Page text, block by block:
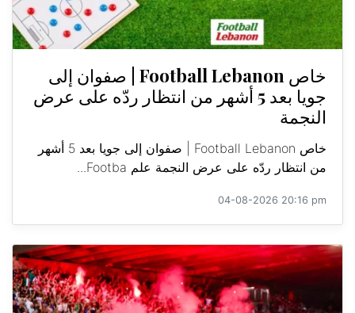
خاص Football Lebanon | صفوان إلى
جويا بعد 5 أشهر من انتظار ردّه على عرض
النجمة
خاص Football Lebanon | صفوان إلى جويا بعد 5 أشهر
من انتظار ردّه على عرض النجمة علم Footba...
04-08-2026 20:16 pm